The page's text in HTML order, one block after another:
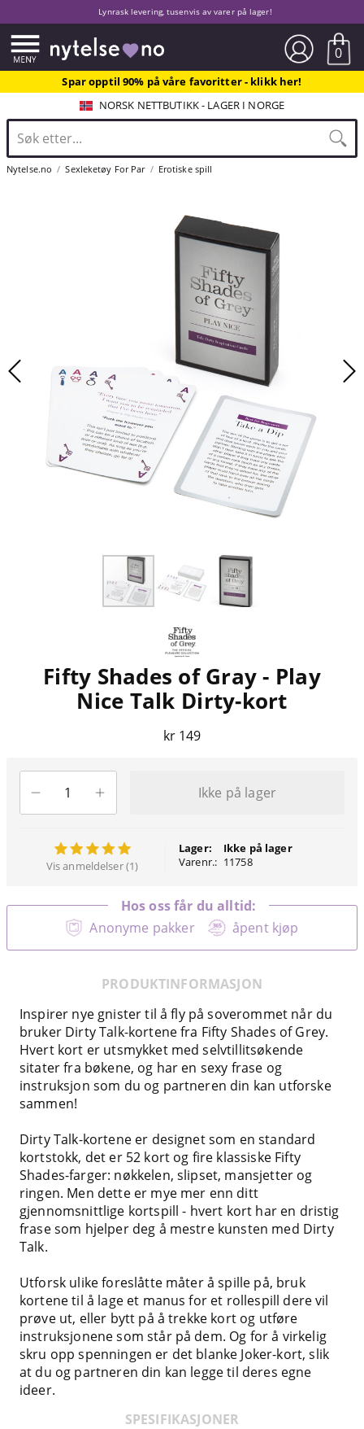
Lynrask levering, tusenvis av varer på lager!
0
Spar opptil 90% på våre favoritter - klikk her!
NORSK NETTBUTIKK - LAGER I NORGE
Nytelse.no Sexleketøy For Par Erotiske spill
Fifty Shades of Gray - Play
Nice Talk Dirty-kort
kr 149
Ikke på lager
Vis anmeldelser (1)
Lager:
Varenr.:
Ikke på lager
11758
Anonyme pakker åpent kjøp
Hos oss får du alltid:
PRODUKTINFORMASJON
Inspirer nye gnister til å fly på soverommet når du
bruker Dirty Talk-kortene fra Fifty Shades of Grey.
Hvert kort er utsmykket med selvtillitsøkende
sitater fra bøkene, og har en sexy frase og
instruksjon som du og partneren din kan utforske
sammen!
Dirty Talk-kortene er designet som en standard
kortstokk, det er 52 kort og fire klassiske Fifty
Shades-farger: nøkkelen, slipset, mansjetter og
ringen. Men dette er mye mer enn ditt
gjennomsnittlige kortspill - hvert kort har en dristig
frase som hjelper deg å mestre kunsten med Dirty
Talk.
Utforsk ulike foreslåtte måter å spille på, bruk
kortene til å lage et manus for et rollespill dere vil
prøve ut, eller bytt på å trekke kort og utføre
instruksjonene som står på dem. Og for å virkelig
skru opp spenningen er det blanke Joker-kort, slik
at du og partneren din kan legge til deres egne
ideer.
SPESIFIKASJONER